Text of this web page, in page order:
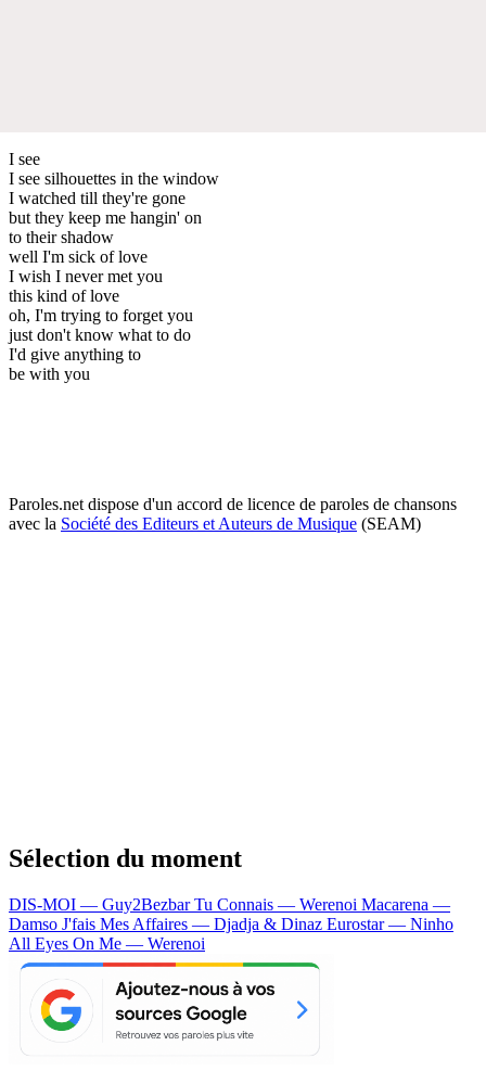
I see
I see silhouettes in the window
I watched till they're gone
but they keep me hangin' on
to their shadow
well I'm sick of love
I wish I never met you
this kind of love
oh, I'm trying to forget you
just don't know what to do
I'd give anything to
be with you
Paroles.net dispose d'un accord de licence de paroles de chansons
avec la Société des Editeurs et Auteurs de Musique (SEAM)
Sélection du moment
DIS-MOI — Guy2BezbarTu Connais — Werenoi Macarena —
Damso J'fais Mes Affaires — Djadja & Dinaz Eurostar — Ninho
All Eyes On Me — Werenoi